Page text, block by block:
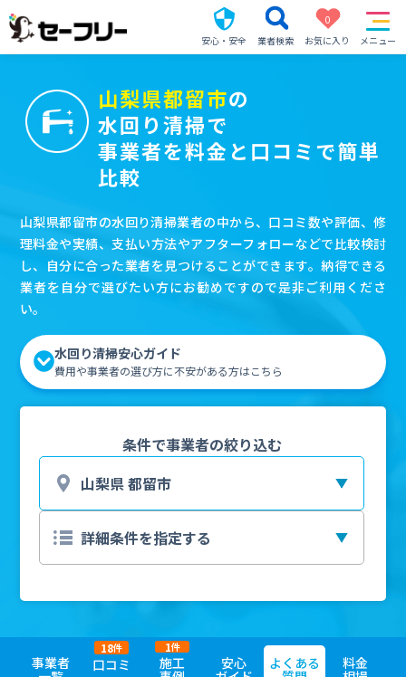
安心・安全 業者検索
0
お気に入り
メニュー
山梨県都留市の
水回り清掃で
事業者を料金と口コミで簡単
比較
山梨県都留市の水回り清掃業者の中から、口コミ数や評価、修
理料金や実績、支払い方法やアフターフォローなどで比較検討
し、自分に合った業者を見つけることができます。納得できる
業者を自分で選びたい方にお勧めですので是非ご利用くださ
い。
水回り清掃安心ガイド
費用や事業者の選び方に不安がある方はこちら
条件で事業者の絞り込む
事業者 口コミ
18件
施工
1件
安心 よくある 料金